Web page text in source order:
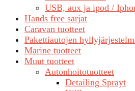
USB, aux ja ipod /
Hands free sarjat
Caravan tuotteet
Pakettiautojen
Marine tuotteet
Muut tuotteet
Autonhoitotuotteet
Detailing Sprayt